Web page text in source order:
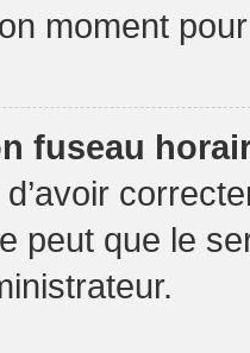
moment
fuseau
peut que le